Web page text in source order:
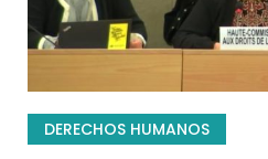
DERECHOS HUMANOS